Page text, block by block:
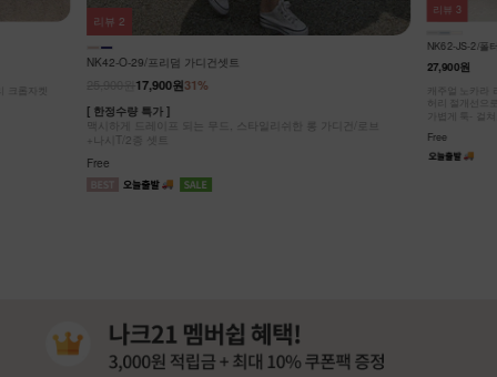
NK62-JS-2/폴터 스텐드 데님 베스트_DY
캐주얼 노카라 라운드넥 디자인!
허리 절개선으로 부해 보임 없이 슬림한 실루엣!
가볍게 툭- 걸쳐도 룩에 포인트!
Free
리뷰3
NK42-J-5/차이
25,900원
[ 한정수량 특
Free
리뷰 3